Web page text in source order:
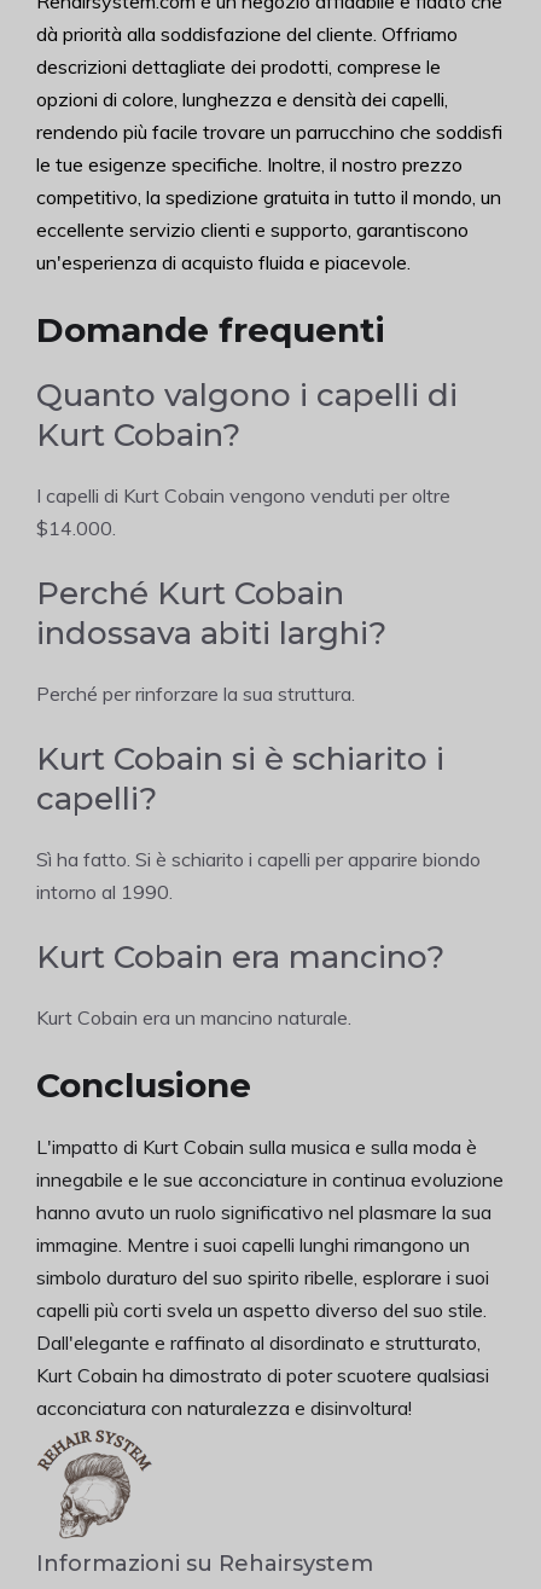
dà priorità alla soddisfazione del cliente. Offriamo
descrizioni dettagliate dei prodotti, comprese le
opzioni di colore, lunghezza e densità dei capelli,
rendendo più facile trovare un parrucchino che soddisfi
le tue esigenze specifiche. Inoltre, il nostro prezzo
competitivo, la spedizione gratuita in tutto il mondo, un
eccellente servizio clienti e supporto, garantiscono
un'esperienza di acquisto fluida e piacevole.
Domande frequenti
Quanto valgono i capelli di
Kurt Cobain?
I capelli di Kurt Cobain vengono venduti per oltre
$14.000.
Perché Kurt Cobain
indossava abiti larghi?
Perché per rinforzare la sua struttura.
Kurt Cobain si è schiarito i
capelli?
Sì ha fatto. Si è schiarito i capelli per apparire biondo
intorno al 1990.
Kurt Cobain era mancino?
Kurt Cobain era un mancino naturale.
Conclusione
L'impatto di Kurt Cobain sulla musica e sulla moda è
innegabile e le sue acconciature in continua evoluzione
hanno avuto un ruolo significativo nel plasmare la sua
immagine. Mentre i suoi capelli lunghi rimangono un
simbolo duraturo del suo spirito ribelle, esplorare i suoi
capelli più corti svela un aspetto diverso del suo stile.
Dall'elegante e raffinato al disordinato e strutturato,
Kurt Cobain ha dimostrato di poter scuotere qualsiasi
acconciatura con naturalezza e disinvoltura!
Informazioni su Rehairsystem